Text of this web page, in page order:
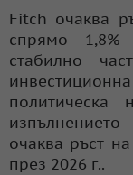
Fitch очаква
спрямо
стабилно
политическа
очаква ръст
през 2026 г..